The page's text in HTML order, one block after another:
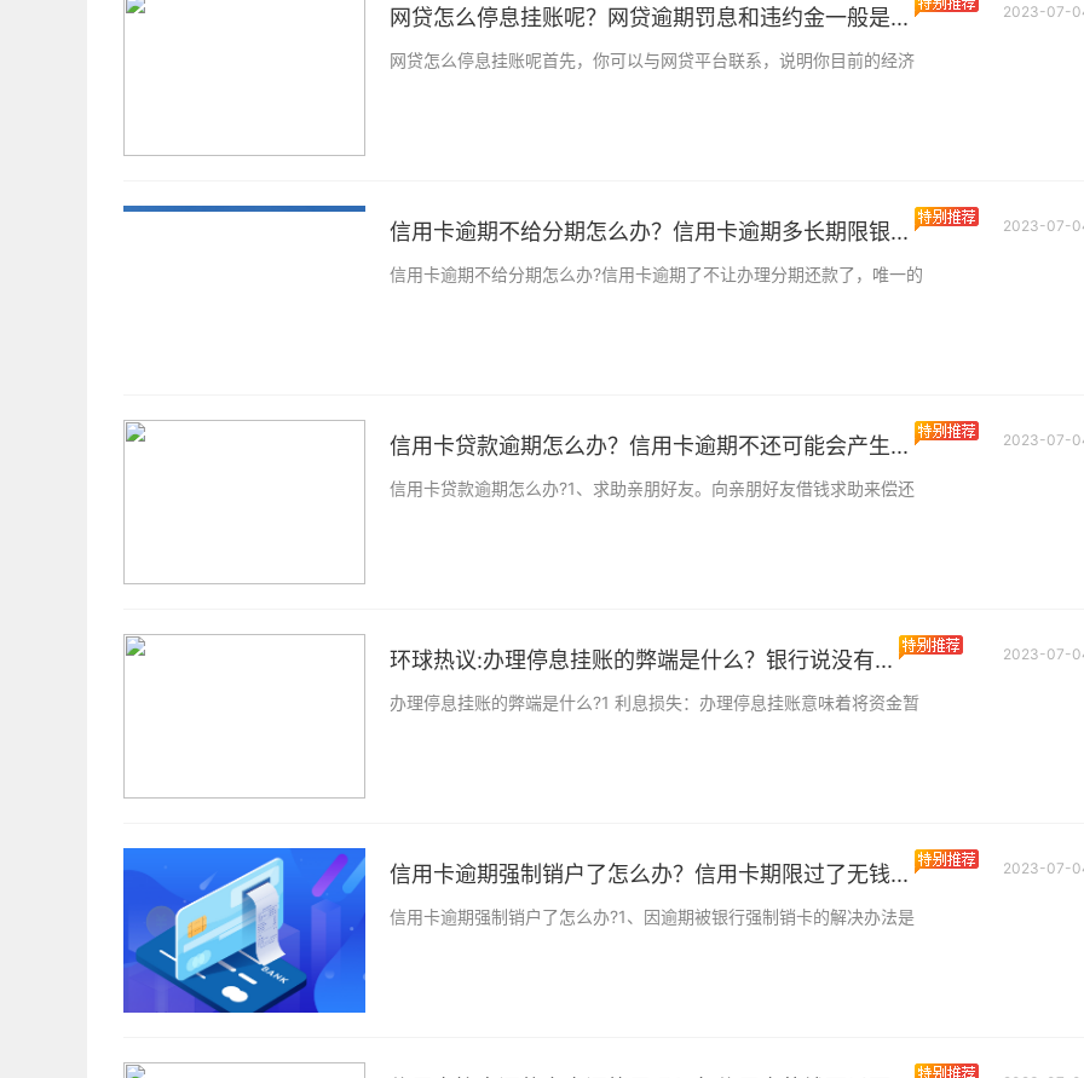
网贷怎么停息挂账呢？网贷逾期罚息和违约金一般是... 2023-07-
网贷怎么停息挂账呢首先，你可以与网贷平台联系，说明你目前的经济
信用卡逾期不给分期怎么办？信用卡逾期多长期限银... 2023-07-
信用卡逾期不给分期怎么办?信用卡逾期了不让办理分期还款了，唯一的
信用卡贷款逾期怎么办？信用卡逾期不还可能会产生... 2023-07-
信用卡贷款逾期怎么办?1、求助亲朋好友。向亲朋好友借钱求助来偿还
环球热议:办理停息挂账的弊端是什么？银行说没有... 2023-07-
办理停息挂账的弊端是什么?1 利息损失：办理停息挂账意味着将资金暂
信用卡逾期强制销户了怎么办？信用卡期限过了无钱... 2023-07-
信用卡逾期强制销户了怎么办?1、因逾期被银行强制销卡的解决办法是